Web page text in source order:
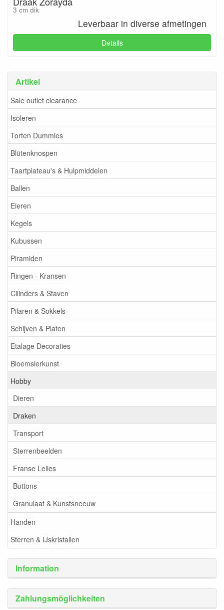
Artikel
Sale outlet clearance
Isoleren
Torten Dummies
Blütenknospen
Taartplateau's & Hulpmiddelen
Ballen
Eieren
Kegels
Kubussen
Piramiden
Ringen - Kransen
Cilinders & Staven
Pilaren & Sokkels
Schijven & Platen
Etalage Decoraties
Bloemsierkunst
Hobby
Dieren
Draken
Transport
Sterrenbeelden
Franse Lelies
Buttons
Granulaat & Kunstsneeuw
Handen
Sterren & IJskristallen
Information
Zahlungsmöglichkeiten
3 cm dik
Leverbaar in diverse afmetingen
Details